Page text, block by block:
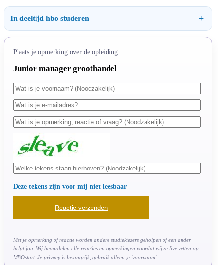
In deeltijd hbo studeren
Plaats je opmerking over de opleiding
Junior manager groothandel
Deze tekens zijn voor mij niet leesbaar
Met je opmerking of reactie worden andere studiekiezers geholpen of een ander
helpt jou. Wij beoordelen alle reacties en opmerkingen voordat wij ze live zetten op
MBOstart. Je privacy is belangrijk, gebruik alleen je 'voornaam'.